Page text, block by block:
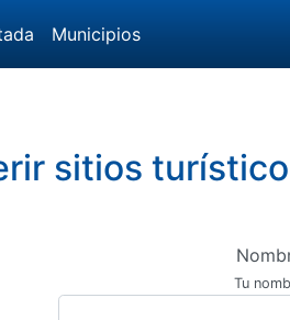
Municipios
sitios
Tu